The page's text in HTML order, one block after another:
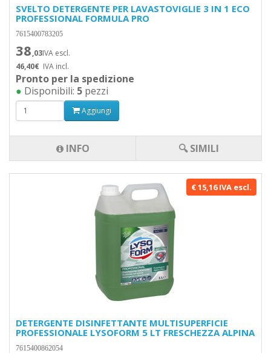
SVELTO DETERGENTE PER LAVASTOVIGLIE 3 IN 1 ECO
PROFESSIONAL FORMULA PRO
7615400783205
38,03IVA escl.
46,40€ IVA incl.
Pronto per la spedizione
● Disponibili: 5 pezzi
Aggiungi
INFO 🔍 SIMILI
€ 15,16 IVA escl.
DETERGENTE DISINFETTANTE MULTISUPERFICIE
PROFESSIONALE LYSOFORM 5 LT FRESCHEZZA ALPINA
7615400862054